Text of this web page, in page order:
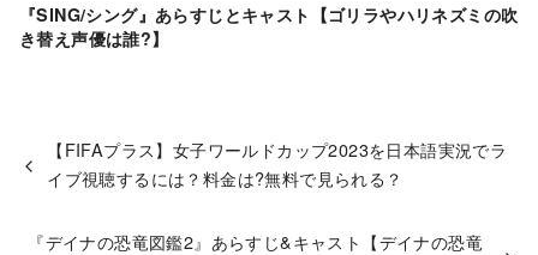
『SING/シング』あらすじとキャスト【ゴリラやハリネズミの吹
き替え声優は誰?】
【FIFAプラス】女子ワールドカップ2023を日本語実況でラ
イブ視聴するには？料金は?無料で見られる？
『デイナの恐竜図鑑2』あらすじ&キャスト【デイナの恐竜